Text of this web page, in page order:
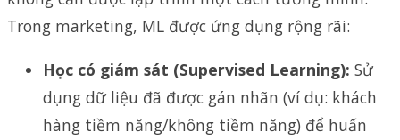
Trong marketing, ML được ứng dụng rộng rãi:
Học có giám sát (Supervised Learning): Sử
dụng dữ liệu đã được gán nhãn (ví dụ: khách
hàng tiềm năng/không tiềm năng) để huấn